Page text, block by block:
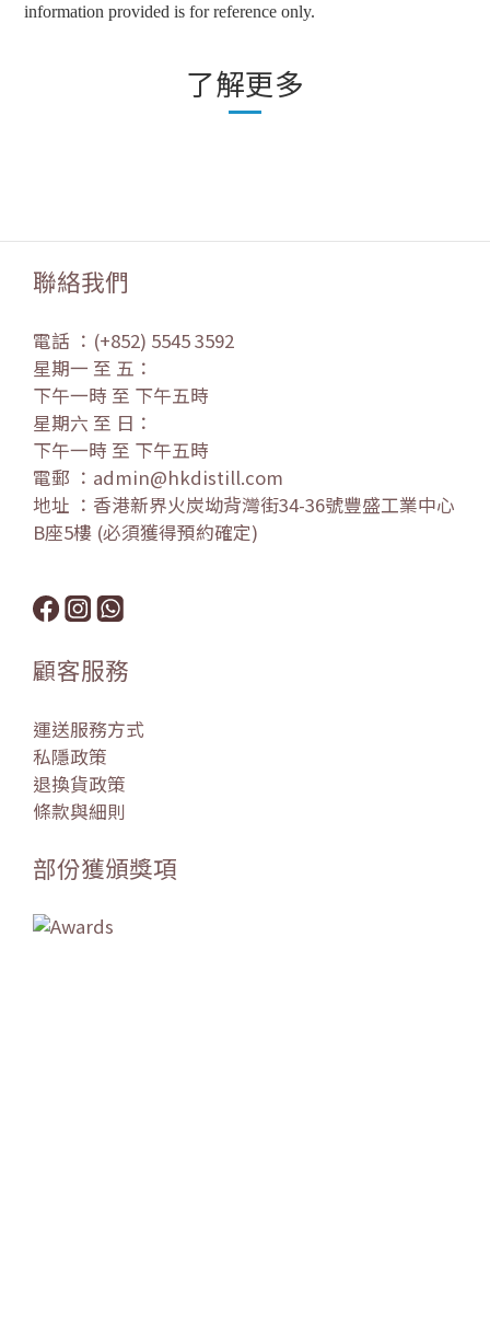
information provided is for reference only.
了解更多
聯絡我們
電話 ：(+852) 5545 3592
星期一 至 五：
下午一時 至 下午五時
星期六 至 日：
下午一時 至 下午五時
電郵 ：admin@hkdistill.com
地址 ：香港新界火炭坳背灣街34-36號豐盛工業中心
B座5樓 (必須獲得預約確定)
顧客服務
運送服務方式
私隱政策
退換貨政策
條款與細則
部份獲頒獎項